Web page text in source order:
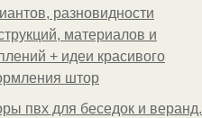
разновидности
материалов и
+ идеи красивого
штор
пвх для беседок и веранд.